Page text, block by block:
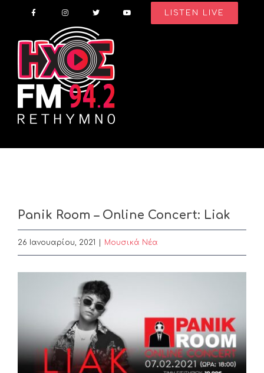
content
LISTEN LIVE
Panik Room – Online Concert: Liak
26 Ιανουαρίου, 2021 Μουσικά Νέα